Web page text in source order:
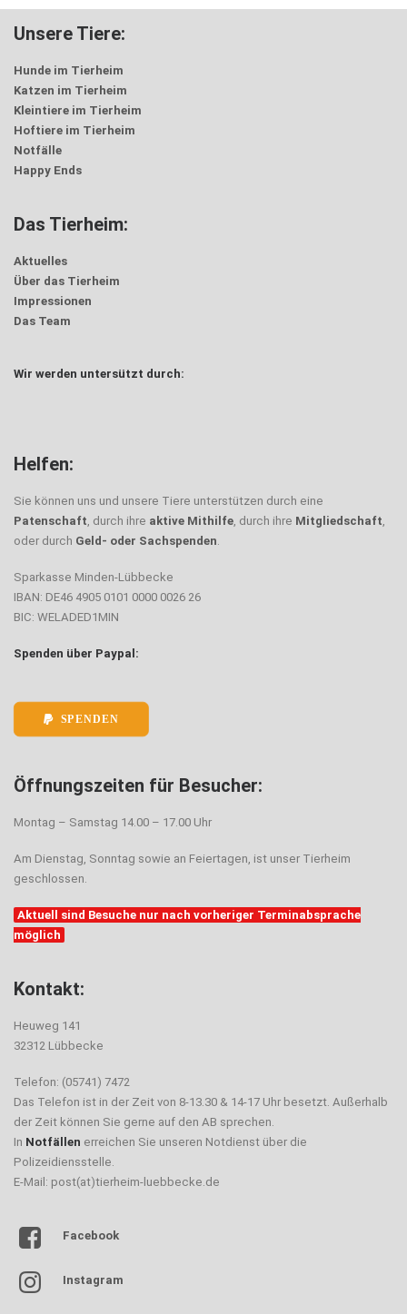
Unsere Tiere:
Hunde im Tierheim
Katzen im Tierheim
Kleintiere im Tierheim
Hoftiere im Tierheim
Notfälle
Happy Ends
Das Tierheim:
Aktuelles
Über das Tierheim
Impressionen
Das Team
Wir werden untersützt durch:
Helfen:
Sie können uns und unsere Tiere unterstützen durch eine
Patenschaft, durch ihre aktive Mithilfe, durch ihre Mitgliedschaft,
oder durch Geld- oder Sachspenden.
Sparkasse Minden-Lübbecke
IBAN: DE46 4905 0101 0000 0026 26
BIC: WELADED1MIN
Spenden über Paypal:
SPENDEN
Öffnungszeiten für Besucher:
Montag – Samstag 14.00 – 17.00 Uhr
Am Dienstag, Sonntag sowie an Feiertagen, ist unser Tierheim
geschlossen.
Aktuell sind Besuche nur nach vorheriger Terminabsprache
möglich
Kontakt:
Heuweg 141
32312 Lübbecke
Telefon: (05741) 7472
Das Telefon ist in der Zeit von 8-13.30 & 14-17 Uhr besetzt. Außerhalb
der Zeit können Sie gerne auf den AB sprechen.
In Notfällen erreichen Sie unseren Notdienst über die
Polizeidiensstelle.
E-Mail: post(at)tierheim-luebbecke.de
Facebook
Instagram